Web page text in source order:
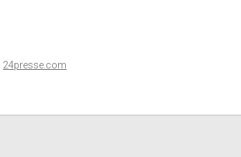
24presse.com